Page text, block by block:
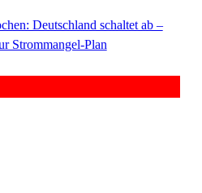
Deutschland schaltet ab –
Strommangel-Plan